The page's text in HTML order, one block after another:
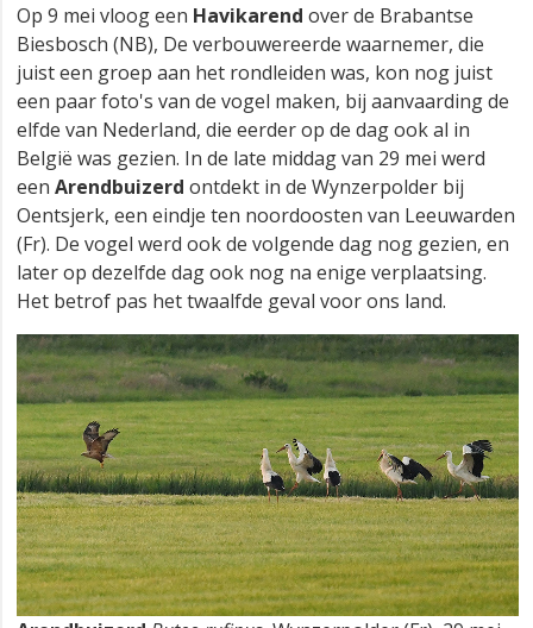
Op 9 mei vloog een Havikarend over de Brabantse
Biesbosch (NB), De verbouwereerde waarnemer, die
juist een groep aan het rondleiden was, kon nog juist
een paar foto's van de vogel maken, bij aanvaarding de
elfde van Nederland, die eerder op de dag ook al in
België was gezien. In de late middag van 29 mei werd
een Arendbuizerd ontdekt in de Wynzerpolder bij
Oentsjerk, een eindje ten noordoosten van Leeuwarden
(Fr). De vogel werd ook de volgende dag nog gezien, en
later op dezelfde dag ook nog na enige verplaatsing.
Het betrof pas het twaalfde geval voor ons land.